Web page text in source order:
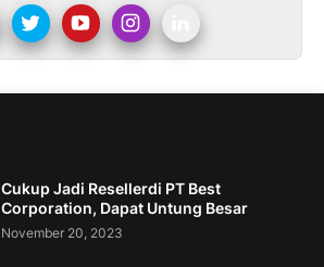
Cukup Jadi Resellerdi PT Best
Corporation, Dapat Untung Besar
November 20, 2023